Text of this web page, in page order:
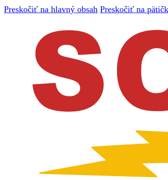
Preskočiť na hlavný obsah Preskočiť na